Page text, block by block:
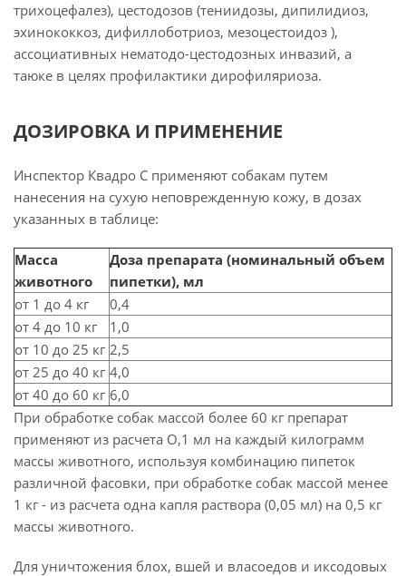
трихоцефалез), цестодозов (тениидозы, дипилидиоз,
эхинококкоз, дифиллоботриоз, мезоцестоидоз ),
ассоциативных нематодо-цестодозных инвазий, а
таюке в целях профилактики дирофиляриоза.
ДОЗИРОВКА И ПРИМЕНЕНИЕ
Инспектор Квадро С применяют собакам путем
нанесения на сухую неповрежденную кожу, в дозах
указанных в таблице:
Масса
животного
Доза препарата (номинальный объем
пипетки), мл
от 1 до 4 кг
0,4
от 4 до 10 кг
1,0
от 10 до 25 кг 2,5
от 25 до 40 кг 4,0
от 40 до 60 кг 6,0
При обработке собак массой более 60 кг препарат
применяют из расчета О,1 мл на каждый килограмм
массы животного, используя комбинацию пипеток
различной фасовки, при обработке собак массой менее
1 кг - из расчета одна капля раствора (0,05 мл) на 0,5 кг
массы животного.
Для уничтожения блох, вшей и власоедов и иксодовых